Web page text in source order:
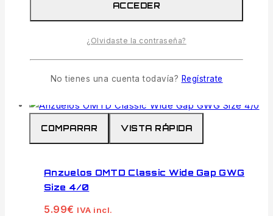
bocas duras.
AÑADIR AL CARRITO
COMPARAR VISTA RÁPIDA
Anzuelos OMTD Classic Wide Gap GWG
Size 4/0
5.99€ IVA incl.
ACCEDER
¿Olvidaste la contraseña?
No tienes una cuenta todavía? Regístrate